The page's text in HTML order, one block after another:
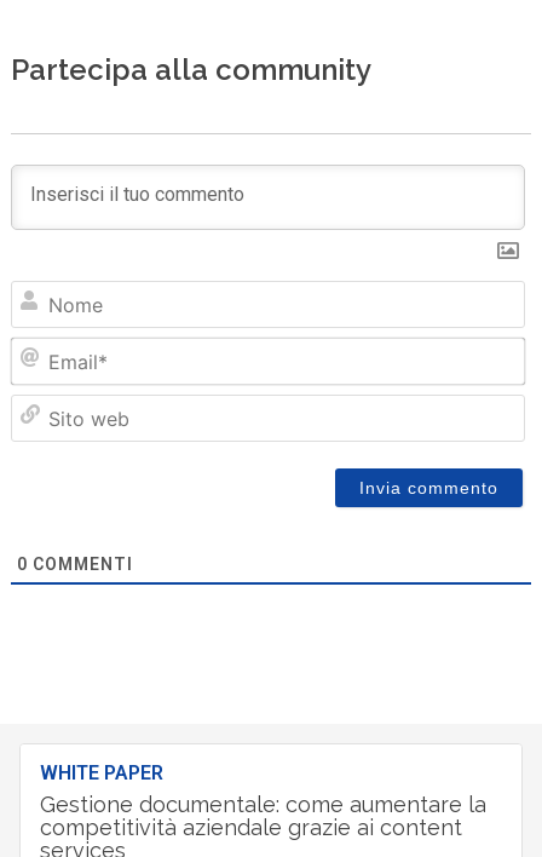
Partecipa alla community
0 COMMENTI
WHITE PAPER
Gestione documentale: come aumentare la
competitività aziendale grazie ai content
services